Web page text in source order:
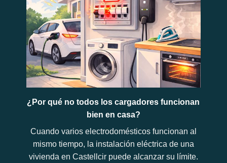
¿Por qué no todos los cargadores funcionan
bien en casa?
Cuando varios electrodomésticos funcionan al
mismo tiempo, la instalación eléctrica de una
vivienda en Castellcir puede alcanzar su límite.